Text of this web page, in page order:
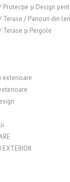
și Design
/ Panouri din
și Pergole
exterioare
EXTERIOR